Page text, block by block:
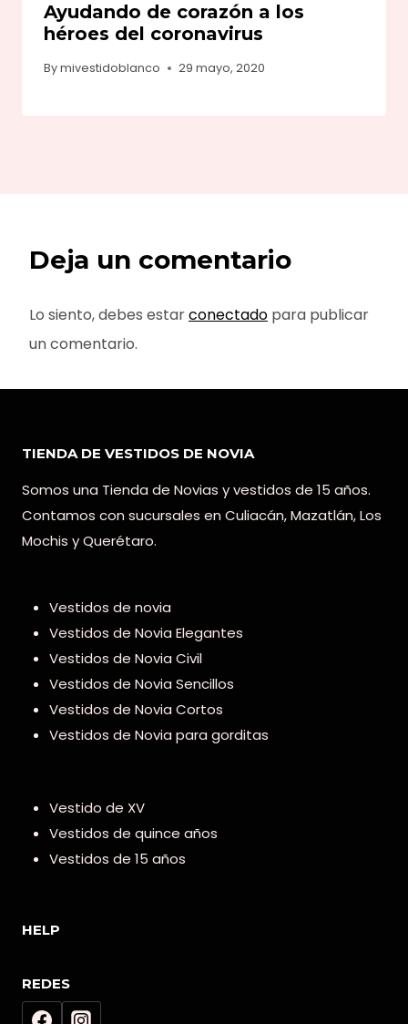
Ayudando de corazón a los
héroes del coronavirus
Bymivestidoblanco 29 mayo, 2020
Deja un comentario
Lo siento, debes estarconectado para publicar
un comentario.
TIENDA DE VESTIDOS DE NOVIA
Somos una Tienda de Novias y vestidos de 15 años.
Contamos con sucursales en Culiacán, Mazatlán, Los
Mochis y Querétaro.
Vestidos de novia
Vestidos de Novia Elegantes
Vestidos de Novia Civil
Vestidos de Novia Sencillos
Vestidos de Novia Cortos
Vestidos de Novia para gorditas
Vestido de XV
Vestidos de quince años
Vestidos de 15 años
HELP
REDES